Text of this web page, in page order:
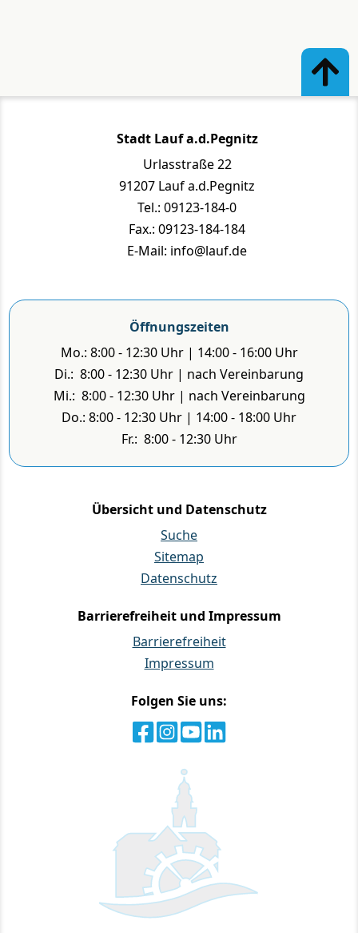
Stadt Lauf a.d.Pegnitz
Urlasstraße 22
91207 Lauf a.d.Pegnitz
Tel.: 09123-184-0
Fax.: 09123-184-184
E-Mail: info@lauf.de
Öffnungszeiten
Mo.: 8:00 - 12:30 Uhr | 14:00 - 16:00 Uhr
Di.: 8:00 - 12:30 Uhr | nach Vereinbarung
Mi.: 8:00 - 12:30 Uhr | nach Vereinbarung
Do.: 8:00 - 12:30 Uhr | 14:00 - 18:00 Uhr
Fr.: 8:00 - 12:30 Uhr
Übersicht und Datenschutz
Suche
Sitemap
Datenschutz
Barrierefreiheit und Impressum
Barrierefreiheit
Impressum
Folgen Sie uns: